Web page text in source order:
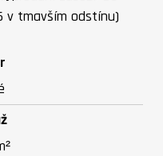
v tmavším odstínu)